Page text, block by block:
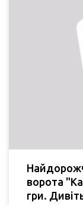
ворота
гри.